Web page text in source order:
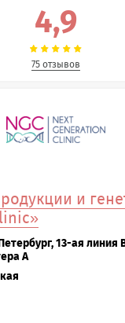
4,9
75 отзывов
и
13-ая линия
А